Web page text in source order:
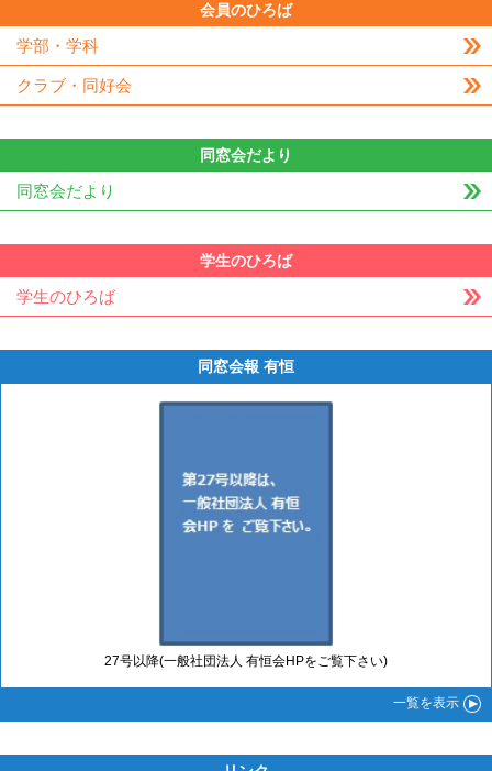
会員のひろば
学部・学科
クラブ・同好会
同窓会だより
同窓会だより
学生のひろば
学生のひろば
同窓会報 有恒
27号以降(一般社団法人 有恒会HPをご覧下さい)
一覧を表示